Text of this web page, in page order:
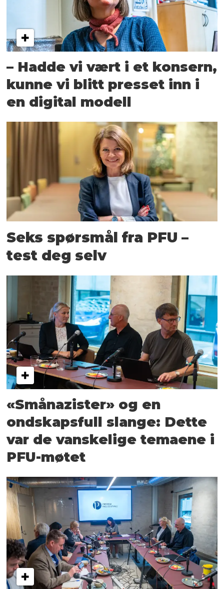
– Hadde vi vært i et konsern,
kunne vi blitt presset inn i
en digital modell
Seks spørsmål fra PFU –
test deg selv
«Smånazister» og en
ondskapsfull slange: Dette
var de vanskelige temaene i
PFU-møtet